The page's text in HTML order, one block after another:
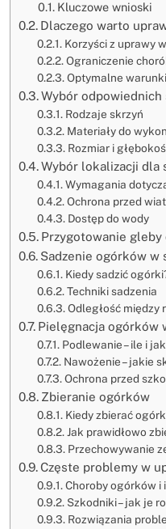
Kluczowe wnioski
Dlaczego warto
Korzyści z uprawy
Ograniczenie
Optymalne
Wybór odpowiednich
Rodzaje skrzyń
Materiały do
Rozmiar i
Wybór lokalizacji dla
Wymagania
Ochrona przed
Dostęp do wody
Przygotowanie
Sadzenie ogórków w
Kiedy sadzić
Techniki sadzenia
Odległość między
Pielęgnacja ogórków
Podlewanie – ile i
Nawożenie – jakie
Ochrona przed
Zbieranie ogórków
Kiedy zbierać
Jak prawidłowo
Przechowywanie
Częste problemy w
Choroby ogórków i
Szkodniki – jak je
Rozwiązania